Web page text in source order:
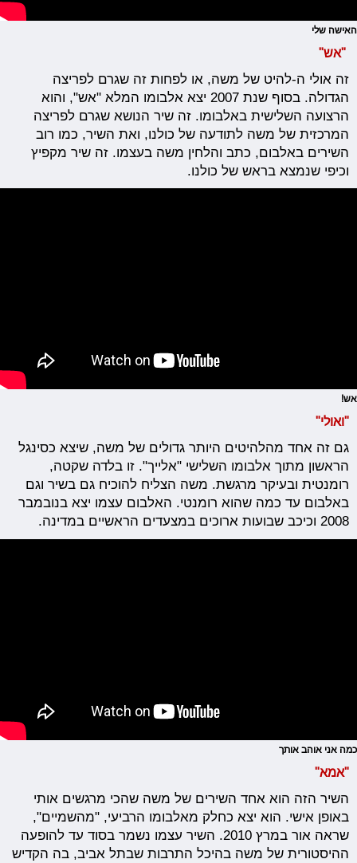
האישה שלי
"אש"
זה אולי ה-להיט של משה, או לפחות זה שגרם לפריצה
הגדולה. בסוף שנת 2007 יצא אלבומו המלא "אש", והוא
הרצועה השלישית באלבומו. זה שיר הנושא שגרם לפריצה
המרכזית של משה לתודעה של כולנו, ואת השיר, כמו רוב
השירים באלבום, כתב והלחין משה בעצמו. זה שיר מקפיץ
וכיפי שנמצא בראש של כולנו.
אש!
"ואולי"
גם זה אחד מהלהיטים היותר גדולים של משה, שיצא כסינגל
הראשון מתוך אלבומו השלישי "אלייך". זו בלדה שקטה,
רומנטית ובעיקר מרגשת. משה הצליח להוכיח גם בשיר וגם
באלבום עד כמה שהוא רומנטי. האלבום עצמו יצא בנובמבר
2008 וכיכב שבועות ארוכים במצעדים הראשיים במדינה.
כמה אני אוהב אותך
"אמא"
השיר הזה הוא אחד השירים של משה שהכי מרגשים אותי
באופן אישי. הוא יצא כחלק מאלבומו הרביעי, "מהשמיים",
שראה אור במרץ 2010. השיר עצמו נשמר בסוד עד להופעה
ההיסטורית של משה בהיכל התרבות שבתל אביב, בה הקדיש